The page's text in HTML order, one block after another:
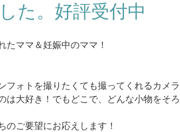
た。好評受付中
たママ＆妊娠中のママ！
フォトを撮りたくても撮ってくれるカメラ
は大好き！でもどこで、どんな小物をそ
のご要望にお応えします！